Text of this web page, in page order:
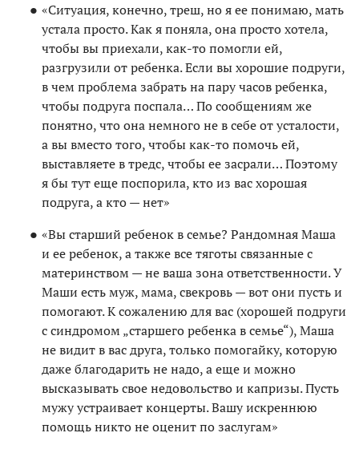
«Ситуация, конечно, треш, но я ее понимаю, мать
устала просто. Как я поняла, она просто хотела,
чтобы вы приехали, как-то помогли ей,
разгрузили от ребенка. Если вы хорошие подруги,
в чем проблема забрать на пару часов ребенка,
чтобы подруга поспала… По сообщениям же
понятно, что она немного не в себе от усталости,
а вы вместо того, чтобы как-то помочь ей,
выставляете в тредс, чтобы ее засрали… Поэтому
я бы тут еще поспорила, кто из вас хорошая
подруга, а кто — нет»
«Вы старший ребенок в семье? Рандомная Маша
и ее ребенок, а также все тяготы связанные с
материнством — не ваша зона ответственности. У
Маши есть муж, мама, свекровь — вот они пусть и
помогают. К сожалению для вас (хорошей подруги
с синдромом „старшего ребенка в семье“), Маша
не видит в вас друга, только помогайку, которую
даже благодарить не надо, а еще и можно
высказывать свое недовольство и капризы. Пусть
мужу устраивает концерты. Вашу искреннюю
помощь никто не оценит по заслугам»